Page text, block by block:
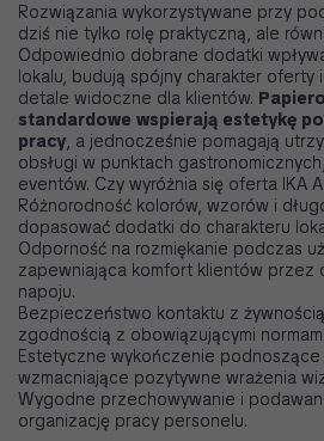
Rozwiązania wykorzystywane przy
dziś nie tylko rolę praktyczną, ale
Odpowiednio dobrane dodatki
lokalu, budują spójny charakter oferty
detale widoczne dla klientów.
standardowe wspierają estetykę
pracy, a jednocześnie pomagają
obsługi w punktach
eventów. Czy wyróżnia się oferta IKA
Różnorodność kolorów, wzorów i
dopasować dodatki do charakteru
Odporność na rozmiękanie podczas
zapewniająca komfort klientów przez
napoju.
Bezpieczeństwo kontaktu z
zgodnością z obowiązującymi
Estetyczne wykończenie
wzmacniające pozytywne wrażenia
Wygodne przechowywanie i
organizację pracy personelu.